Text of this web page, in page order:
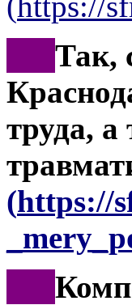
Так,
труда, а
(https://